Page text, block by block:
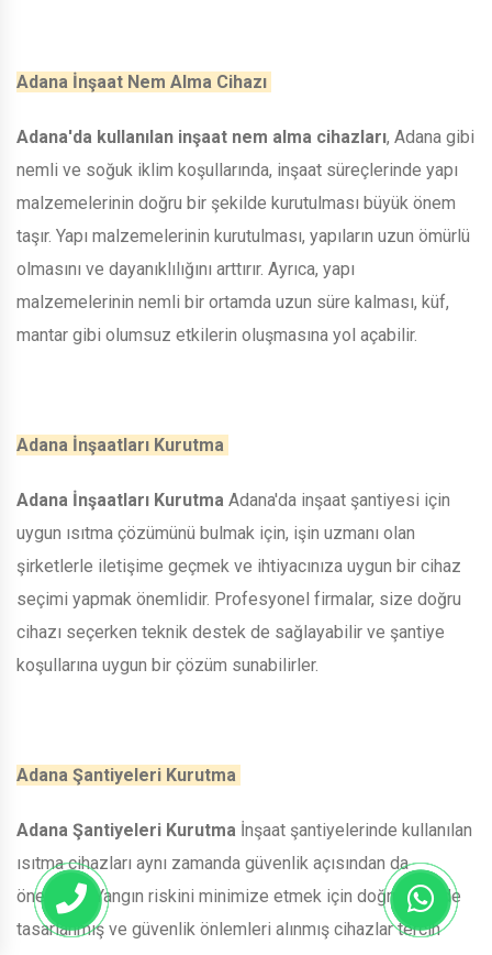
Adana İnşaat Nem Alma Cihazı
Adana'da kullanılan inşaat nem alma cihazları, Adana gibi
nemli ve soğuk iklim koşullarında, inşaat süreçlerinde yapı
malzemelerinin doğru bir şekilde kurutulması büyük önem
taşır. Yapı malzemelerinin kurutulması, yapıların uzun ömürlü
olmasını ve dayanıklılığını arttırır. Ayrıca, yapı
malzemelerinin nemli bir ortamda uzun süre kalması, küf,
mantar gibi olumsuz etkilerin oluşmasına yol açabilir.
Adana İnşaatları Kurutma
Adana İnşaatları Kurutma Adana'da inşaat şantiyesi için
uygun ısıtma çözümünü bulmak için, işin uzmanı olan
şirketlerle iletişime geçmek ve ihtiyacınıza uygun bir cihaz
seçimi yapmak önemlidir. Profesyonel firmalar, size doğru
cihazı seçerken teknik destek de sağlayabilir ve şantiye
koşullarına uygun bir çözüm sunabilirler.
Adana Şantiyeleri Kurutma
Adana Şantiyeleri Kurutma İnşaat şantiyelerinde kullanılan
ısıtma cihazları aynı zamanda güvenlik açısından da
önemlidir. Yangın riskini minimize etmek için doğru şekilde
tasarlanmış ve güvenlik önlemleri alınmış cihazlar tercih